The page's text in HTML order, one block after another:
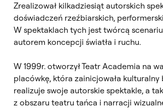
Zrealizował kilkadziesiąt autorskich
doświadczeń rzeźbiarskich,
W spektaklach tych jest twórcą
autorem koncepcji światła i ruchu.
W 1999r. otworzył Teatr Academia na
placówkę, która zainicjowała kulturalny
realizuje swoje autorskie spektakle, a
z obszaru teatru tańca i narracji